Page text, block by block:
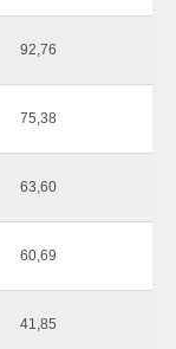
92,76
75,38
63,60
60,69
41,85